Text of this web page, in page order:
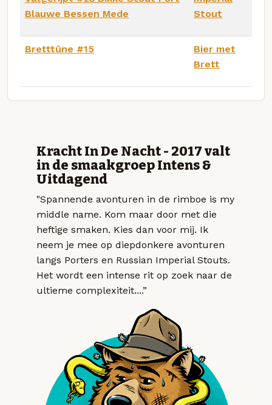
Blauwe Bessen Mede
Stout
Bretttûne #15
Bier met
Brett
Kracht In De Nacht - 2017 valt
in de smaakgroep Intens &
Uitdagend
"Spannende avonturen in de rimboe is my
middle name. Kom maar door met die
heftige smaken. Kies dan voor mij. Ik
neem je mee op diepdonkere avonturen
langs Porters en Russian Imperial Stouts.
Het wordt een intense rit op zoek naar de
ultieme complexiteit....”